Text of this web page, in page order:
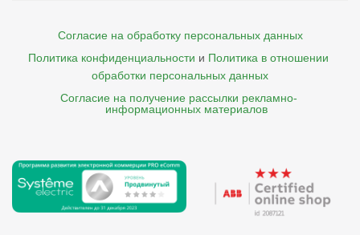
Согласие на обработку персональных данных
Политика конфиденциальности и Политика в отношении
обработки персональных данных
Согласие на получение рассылки рекламно-
    информационных материалов